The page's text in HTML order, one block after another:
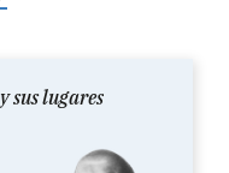
sus lugares